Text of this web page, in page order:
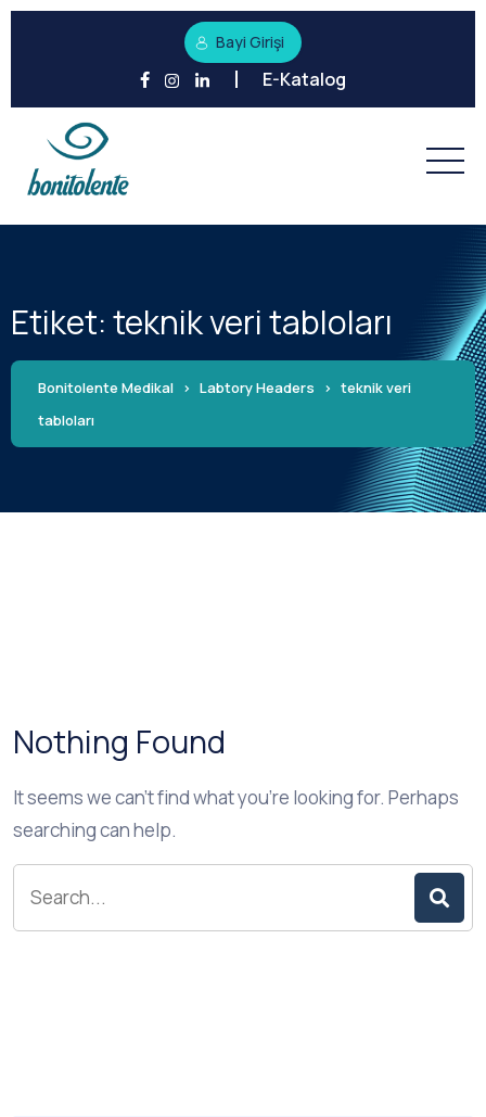
Bayi Girişi
E-Katalog
Etiket:teknik veri tabloları
Bonitolente Medikal > Labtory Headers > teknik veri
tabloları
Nothing Found
It seems we can’t find what you’re looking for. Perhaps
searching can help.